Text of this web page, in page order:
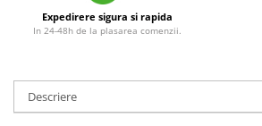
Expedirere sigura si rapida
In 24-48h de la plasarea comenzii.
Descriere